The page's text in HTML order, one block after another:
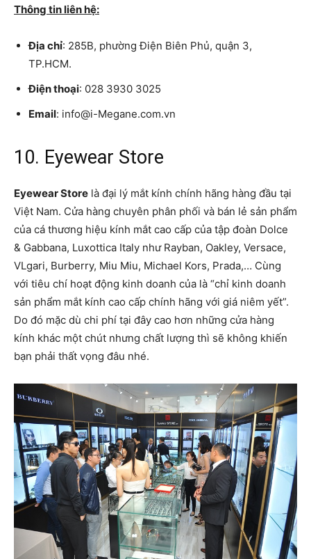
Thông tin liên hệ:
Địa chỉ: 285B, phường Điện Biên Phủ, quận 3,
TP.HCM.
Điện thoại: 028 3930 3025
Email: info@i-Megane.com.vn
10. Eyewear Store
Eyewear Store là đại lý mắt kính chính hãng hàng đầu tại
Việt Nam. Cửa hàng chuyên phân phối và bán lẻ sản phẩm
của cá thương hiệu kính mắt cao cấp của tập đoàn Dolce
& Gabbana, Luxottica Italy như Rayban, Oakley, Versace,
VLgari, Burberry, Miu Miu, Michael Kors, Prada,… Cùng
với tiêu chí hoạt động kinh doanh của là “chỉ kinh doanh
sản phẩm mắt kính cao cấp chính hãng với giá niêm yết”.
Do đó mặc dù chi phí tại đây cao hơn những cửa hàng
kính khác một chút nhưng chất lượng thì sẽ không khiến
bạn phải thất vọng đâu nhé.